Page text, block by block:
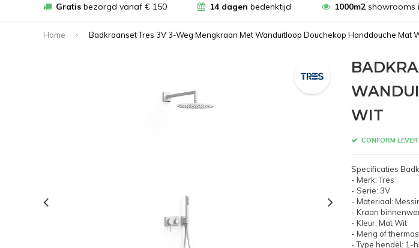
Gratis bezorgd vanaf € 150 14 dagen bedenktijd 1000m2showrooms
Home Badkraanset Tres 3V 3-Weg Mengkraan Met Wanduitloop Douchekop Handdouche Mat
WIT
CONFORM
Specificaties
- Merk: Tres
- Serie: 3V
- Materiaal:
- Kraan
- Kleur: Mat Wit
- Meng of
- Type hendel: 1-